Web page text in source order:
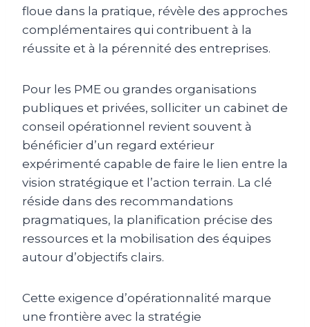
floue dans la pratique, révèle des approches
complémentaires qui contribuent à la
réussite et à la pérennité des entreprises.
Pour les PME ou grandes organisations
publiques et privées, solliciter un cabinet de
conseil opérationnel revient souvent à
bénéficier d’un regard extérieur
expérimenté capable de faire le lien entre la
vision stratégique et l’action terrain. La clé
réside dans des recommandations
pragmatiques, la planification précise des
ressources et la mobilisation des équipes
autour d’objectifs clairs.
Cette exigence d’opérationnalité marque
une frontière avec la stratégie